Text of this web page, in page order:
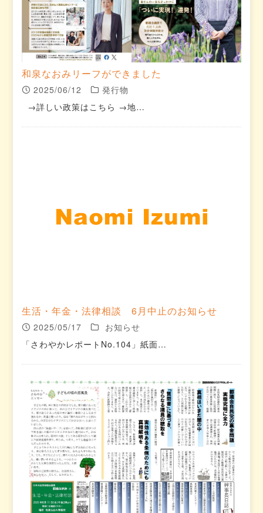
和泉なおみリーフができました
2025/06/12
発行物
→詳しい政策はこちら →地…
生活・年金・法律相談 6月中止のお知らせ
2025/05/17
お知らせ
「さわやかレポートNo.104」紙面…